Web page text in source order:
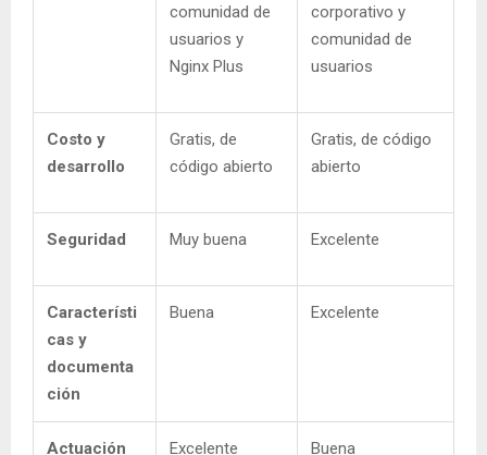
comunidad de
usuarios y
Nginx Plus
corporativo y
comunidad de
usuarios
Costo y
desarrollo
Gratis, de
código abierto
Gratis, de código
abierto
Seguridad Muy buena Excelente
Característi
cas y
documenta
ción
Buena Excelente
Actuación Excelente Buena